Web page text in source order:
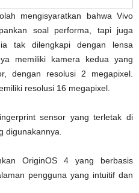
mengisyaratkan bahwa Vivo
soal performa, tapi juga
tak dilengkapi dengan lensa
memiliki kamera kedua yang
dengan resolusi 2 megapixel.
resolusi 16 megapixel.
sensor yang terletak di
digunakannya.
OriginOS 4 yang berbasis
pengguna yang intuitif dan